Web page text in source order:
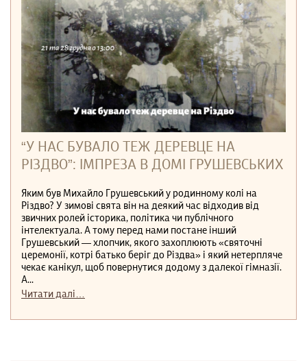
“У НАС БУВАЛО ТЕЖ ДЕРЕВЦЕ НА
РІЗДВО”: ІМПРЕЗА В ДОМІ ГРУШЕВСЬКИХ
Яким був Михайло Грушевський у родинному колі на
Різдво? У зимові свята він на деякий час відходив від
звичних ролей історика, політика чи публічного
інтелектуала. А тому перед нами постане інший
Грушевський — хлопчик, якого захоплюють «святочні
церемонії, котрі батько беріг до Різдва» і який нетерпляче
чекає канікул, щоб повернутися додому з далекої гімназії.
А...
Читати далі…